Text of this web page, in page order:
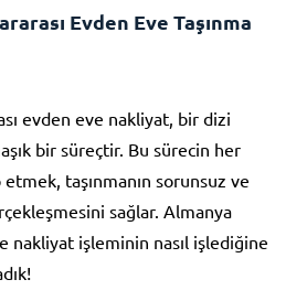
Evden Eve Taşınma
evden eve nakliyat, bir dizi
bir süreçtir. Bu sürecin her
etmek, taşınmanın sorunsuz ve
sağlar. Almanya
nakliyat işleminin nasıl işlediğine